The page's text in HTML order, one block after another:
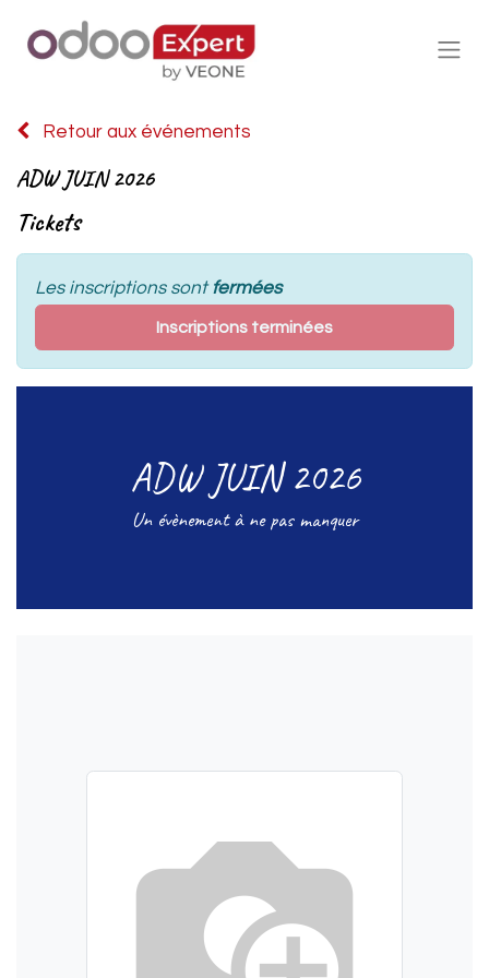
Retour aux événements
ADW JUIN 2026
Tickets
Les inscriptions sontfermées
Inscriptions terminées
ADW JUIN 2026
Un évènement à ne pas manquer